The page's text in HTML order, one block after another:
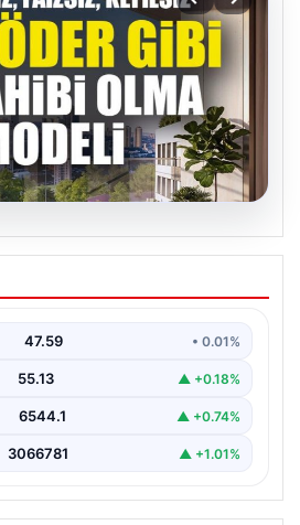
ilk! Emlak Konut
vizyonuyla kendi
47.59 • 0.01%
55.13 ▲ +0.18%
6544.1 ▲ +0.74%
3066781 ▲ +1.01%